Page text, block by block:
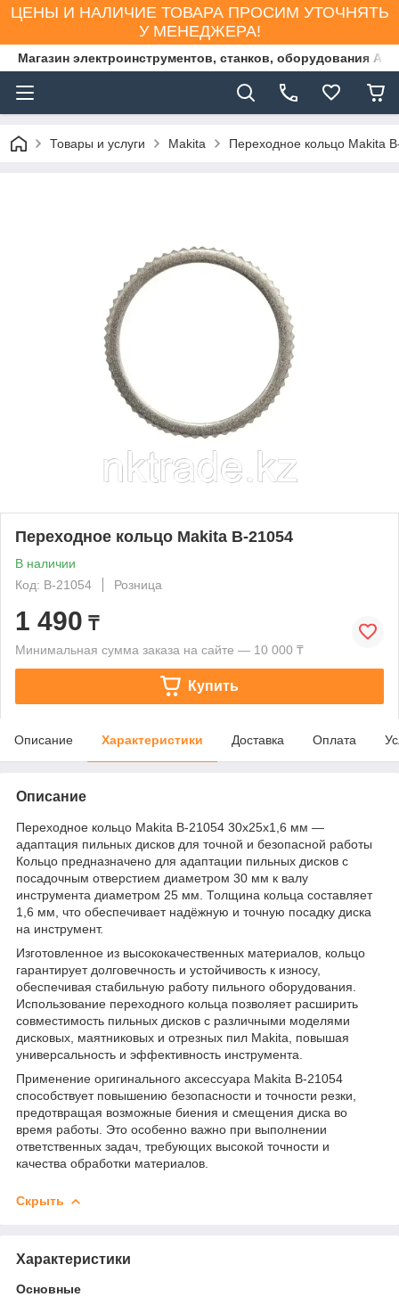
ЦЕНЫ И НАЛИЧИЕ ТОВАРА ПРОСИМ УТОЧНЯТЬ
У МЕНЕДЖЕРА!
Магазин электроинструментов, станков, оборудования
Товары и услуги Makita Переходное кольцо Makita
Переходное кольцо Makita B-21054
В наличии
Код: B-21054
Розница
1 490 ₸
Минимальная сумма заказа на сайте — 10 000 ₸
Купить
Описание Характеристики Доставка Оплата
Описание
Переходное кольцо Makita B-21054 30x25x1,6 мм —
адаптация пильных дисков для точной и безопасной работы
Кольцо предназначено для адаптации пильных дисков с
посадочным отверстием диаметром 30 мм к валу
инструмента диаметром 25 мм. Толщина кольца составляет
1,6 мм, что обеспечивает надёжную и точную посадку диска
на инструмент.
Изготовленное из высококачественных материалов, кольцо
гарантирует долговечность и устойчивость к износу,
обеспечивая стабильную работу пильного оборудования.
Использование переходного кольца позволяет расширить
совместимость пильных дисков с различными моделями
дисковых, маятниковых и отрезных пил Makita, повышая
универсальность и эффективность инструмента.
Применение оригинального аксессуара Makita B-21054
способствует повышению безопасности и точности резки,
предотвращая возможные биения и смещения диска во
время работы. Это особенно важно при выполнении
ответственных задач, требующих высокой точности и
качества обработки материалов.
Скрыть
Характеристики
Основные